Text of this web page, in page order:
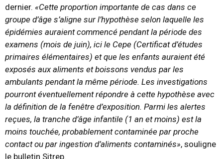
dernier. «Cette proportion importante de cas dans ce
groupe d’âge s’aligne sur l’hypothèse selon laquelle les
épidémies auraient commencé pendant la période des
examens (mois de juin), ici le Cepe (Certificat d’études
primaires élémentaires) et que les enfants auraient été
exposés aux aliments et boissons vendus par les
ambulants pendant la même période. Les investigations
pourront éventuellement répondre à cette hypothèse avec
la définition de la fenêtre d’exposition. Parmi les alertes
reçues, la tranche d’âge infantile (1 an et moins) est la
moins touchée, probablement contaminée par proche
contact ou par ingestion d’aliments contaminés», souligne
le bulletin Sitrep.